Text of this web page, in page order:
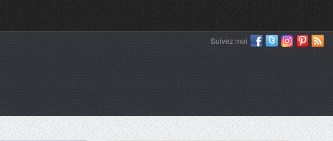
Suivez moi